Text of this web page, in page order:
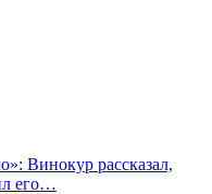
Винокур рассказал,
его…